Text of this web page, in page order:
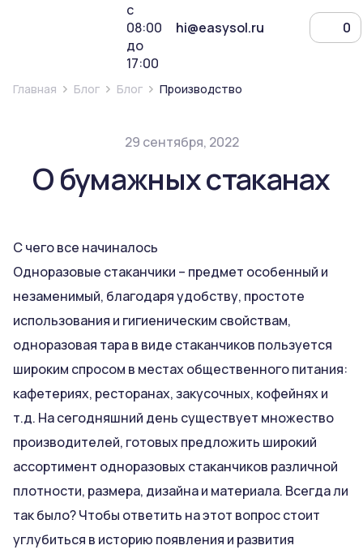
с
08:00
до
17:00
hi@easysol.ru 0
Главная Блог Блог Производство
29 сентября, 2022
О бумажных стаканах
С чего все начиналось
Одноразовые стаканчики – предмет особенный и
незаменимый, благодаря удобству, простоте
использования и гигиеническим свойствам,
одноразовая тара в виде стаканчиков пользуется
широким спросом в местах общественного питания:
кафетериях, ресторанах, закусочных, кофейнях и
т.д. На сегодняшний день существует множество
производителей, готовых предложить широкий
ассортимент одноразовых стаканчиков различной
плотности, размера, дизайна и материала. Всегда ли
так было? Чтобы ответить на этот вопрос стоит
углубиться в историю появления и развития